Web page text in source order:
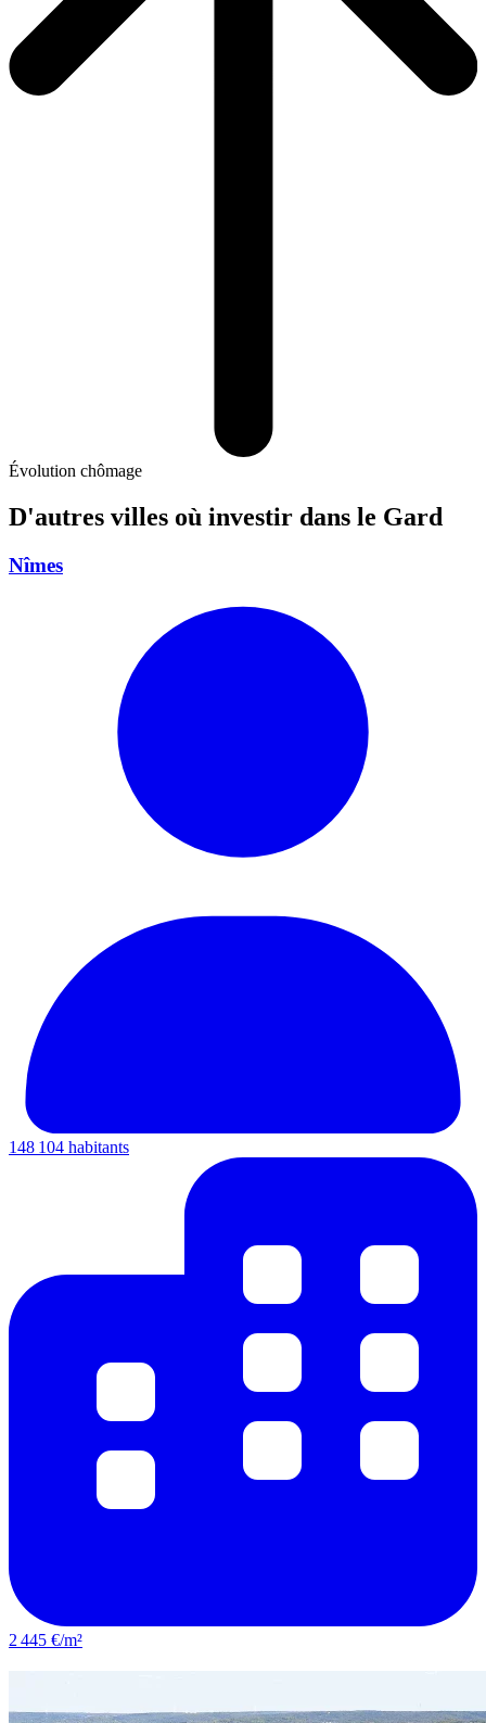
Évolution chômage
D'autres villes où investir dans le Gard
Nîmes
148 104 habitants
2 445 €/m²